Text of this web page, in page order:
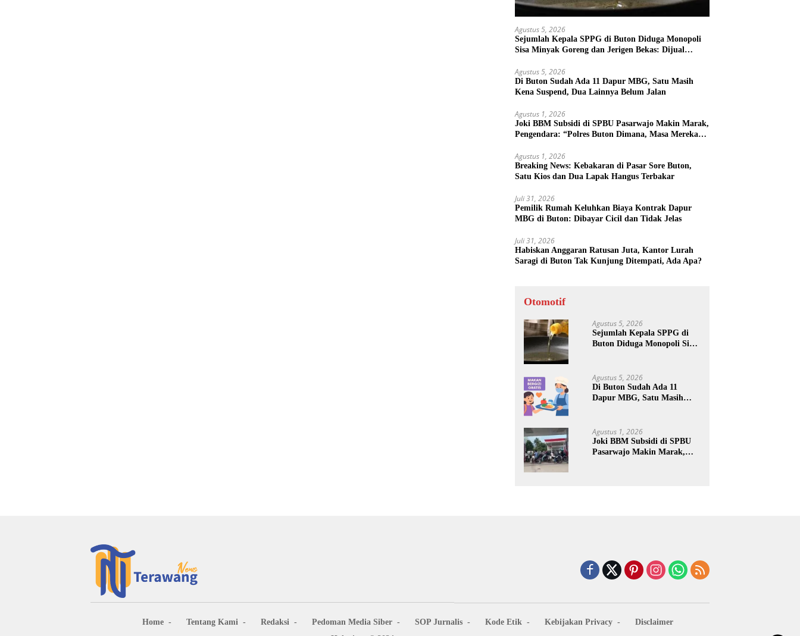
Agustus 5, 2026
Sejumlah Kepala SPPG di Buton Diduga Monopoli
Sisa Minyak Goreng dan Jerigen Bekas: Dijual
Agustus 5, 2026
Di Buton Sudah Ada 11 Dapur MBG, Satu Masih
Kena Suspend, Dua Lainnya Belum Jalan
Agustus 1, 2026
Joki BBM Subsidi di SPBU Pasarwajo Makin Marak,
Pengendara: “Polres Buton Dimana, Masa Mereka
Agustus 1, 2026
Breaking News: Kebakaran di Pasar Sore Buton,
Satu Kios dan Dua Lapak Hangus Terbakar
Juli 31, 2026
Pemilik Rumah Keluhkan Biaya Kontrak Dapur
MBG di Buton: Dibayar Cicil dan Tidak Jelas
Juli 31, 2026
Habiskan Anggaran Ratusan Juta, Kantor Lurah
Saragi di Buton Tak Kunjung Ditempati, Ada Apa?
Otomotif
Agustus 5, 2026
Sejumlah Kepala SPPG di
Buton Diduga Monopoli Sisa
Keuntungan Pribadi
Agustus 5, 2026
Di Buton Sudah Ada 11
Dapur MBG, Satu Masih
Agustus 1, 2026
Joki BBM Subsidi di SPBU
Pasarwajo Makin Marak,
Home Tentang Kami Redaksi Pedoman Media Siber SOP Jurnalis Kode Etik Kebijakan Privacy
Disclaimer